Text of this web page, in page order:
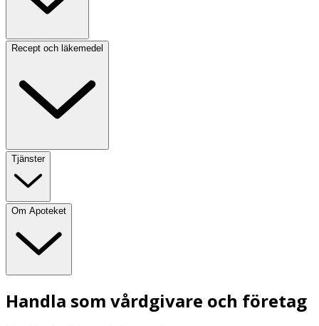
Recept och läkemedel
Tjänster
Om Apoteket
Handla som vårdgivare och företag